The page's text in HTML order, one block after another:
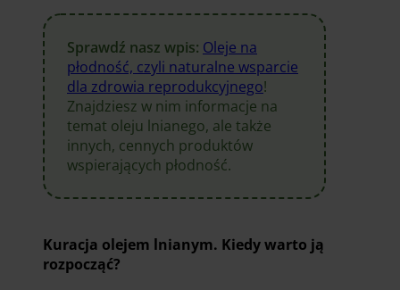
Sprawdź nasz wpis: Oleje na
płodność, czyli naturalne wsparcie
dla zdrowia reprodukcyjnego!
Znajdziesz w nim informacje na
temat oleju lnianego, ale także
innych, cennych produktów
wspierających płodność.
Kuracja olejem lnianym. Kiedy warto ją
rozpocząć?